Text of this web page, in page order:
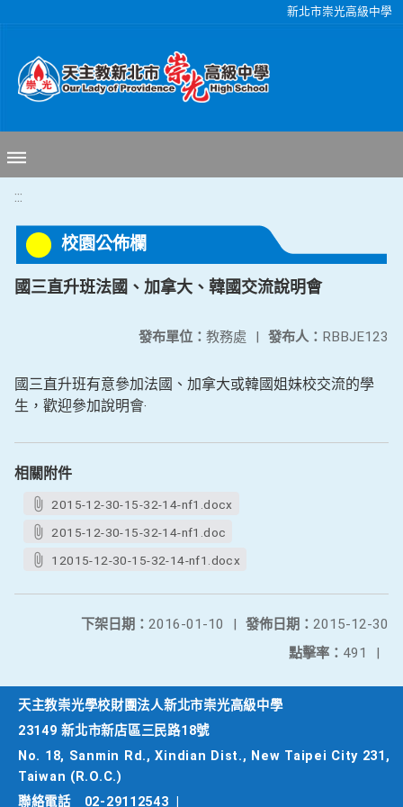
新北市崇光高級中學
:::
校園公佈欄
國三直升班法國、加拿大、韓國交流說明會
發布人： RBBJE123
發布單位： 教務處 |
國三直升班有意參加法國、加拿大或韓國姐妹校交流的學
生，歡迎參加說明會‧
相關附件
2015-12-30-15-32-14-nf1.docx
2015-12-30-15-32-14-nf1.doc
12015-12-30-15-32-14-nf1.docx
發佈日期： 2015-12-30
下架日期： 2016-01-10
|
點擊率： 491 |
天主教崇光學校財團法人新北市崇光高級中學
23149 新北市新店區三民路18號
No. 18, Sanmin Rd., Xindian Dist., New Taipei City 231,
Taiwan (R.O.C.)
聯絡電話
02-29112543